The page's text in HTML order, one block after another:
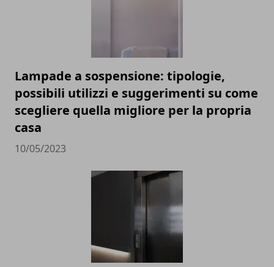
Lampade a sospensione: tipologie,
possibili utilizzi e suggerimenti su come
scegliere quella migliore per la propria
casa
10/05/2023